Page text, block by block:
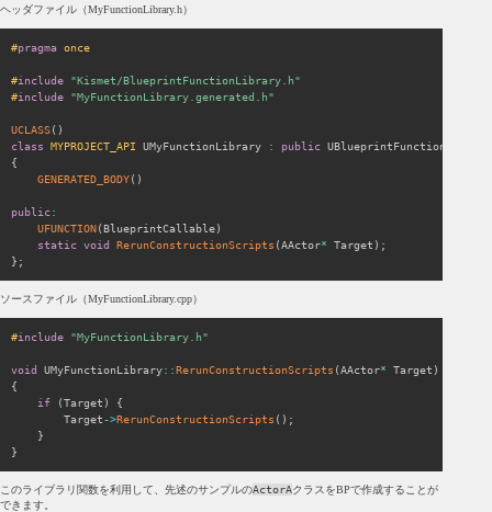
ヘッダファイル（MyFunctionLibrary.h）
#pragma once
#include
"Kismet/BlueprintFunctionLibrary.h"
#include "MyFunctionLibrary.generated.h"
UCLASS( )
class
MYPROJECT_API UMyFunctionLibrary :
public
{
GENERATED_BODY( )
public:
UFUNCTION(BlueprintCallable)
static void RerunConstructionScripts (AActor* Target ) ;
} ;
ソースファイル（MyFunctionLibrary.cpp）
#include "MyFunctionLibrary.h"
void UMyFunctionLibrary::RerunConstructionScripts (AActor* Target )
{
if
(Target )
{
        Target
->RerunConstructionScripts ( ) ;
}
}
このライブラリ関数を利用して、先述のサンプルのActorAクラスをBPで作成することが
できます。